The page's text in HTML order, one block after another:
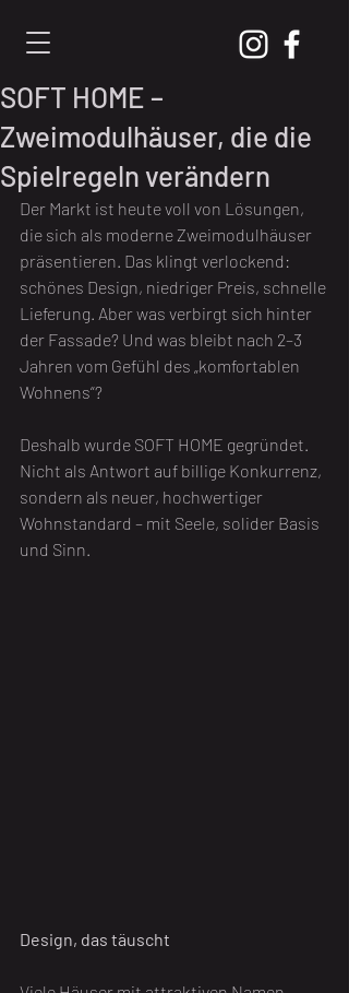
SOFT HOME –
Zweimodulhäuser, die die
Spielregeln verändern
Der Markt ist heute voll von Lösungen,
die sich als moderne Zweimodulhäuser
präsentieren. Das klingt verlockend:
schönes Design, niedriger Preis, schnelle
Lieferung. Aber was verbirgt sich hinter
der Fassade? Und was bleibt nach 2–3
Jahren vom Gefühl des „komfortablen
Wohnens“?
Deshalb wurde SOFT HOME gegründet.
Nicht als Antwort auf billige Konkurrenz,
sondern als neuer, hochwertiger
Wohnstandard – mit Seele, solider Basis
und Sinn.
Design, das täuscht